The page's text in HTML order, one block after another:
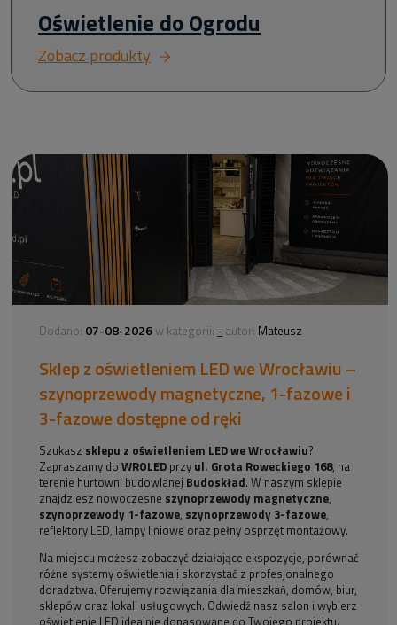
Oświetlenie do Ogrodu
Zobacz produkty
Dodano: 07-08-2026 w kategorii: - autor: Mateusz
Sklep z oświetleniem LED we Wrocławiu –
szynoprzewody magnetyczne, 1-fazowe i
3-fazowe dostępne od ręki
Szukasz sklepu z oświetleniem LED we Wrocławiu?
Zapraszamy doWROLED przy ul. Grota Roweckiego 168, na
terenie hurtowni budowlanej Budoskład. W naszym sklepie
znajdziesz nowoczesne szynoprzewody magnetyczne,
szynoprzewody 1-fazowe, szynoprzewody 3-fazowe,
reflektory LED, lampy liniowe oraz pełny osprzęt montażowy.
Na miejscu możesz zobaczyć działające ekspozycje, porównać
różne systemy oświetlenia i skorzystać z profesjonalnego
doradztwa. Oferujemy rozwiązania dla mieszkań, domów, biur,
sklepów oraz lokali usługowych. Odwiedź nasz salon i wybierz